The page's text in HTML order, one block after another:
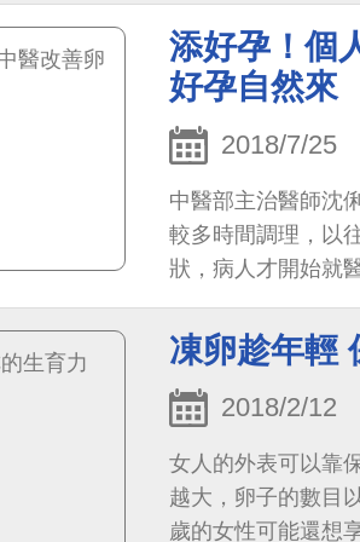
添好孕！個
好孕自然來
2018/7/25
中醫部主治醫師沈
較多時間調理，以
狀，病人才開始就
凍卵趁年輕
2018/2/12
女人的外表可以靠
越大，卵子的數目
歲的女性可能還想